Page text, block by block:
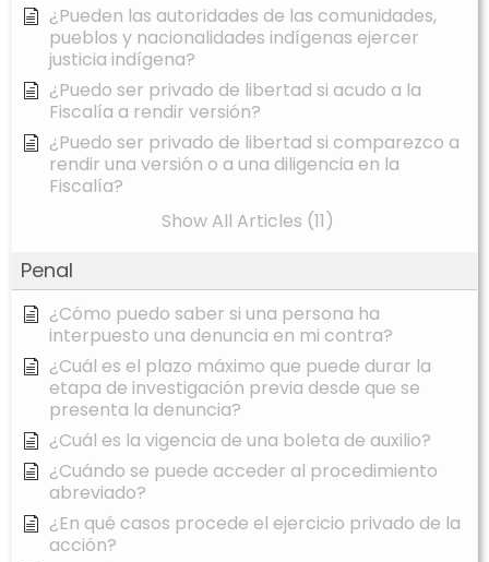
¿Pueden las autoridades de las comunidades,
pueblos y nacionalidades indígenas ejercer
justicia indígena?
¿Puedo ser privado de libertad si acudo a la
Fiscalía a rendir versión?
¿Puedo ser privado de libertad si comparezco a
rendir una versión o a una diligencia en la
Fiscalía?
Show All Articles (11)
Penal
¿Cómo puedo saber si una persona ha
interpuesto una denuncia en mi contra?
¿Cuál es el plazo máximo que puede durar la
etapa de investigación previa desde que se
presenta la denuncia?
¿Cuál es la vigencia de una boleta de auxilio?
¿Cuándo se puede acceder al procedimiento
abreviado?
¿En qué casos procede el ejercicio privado de la
acción?